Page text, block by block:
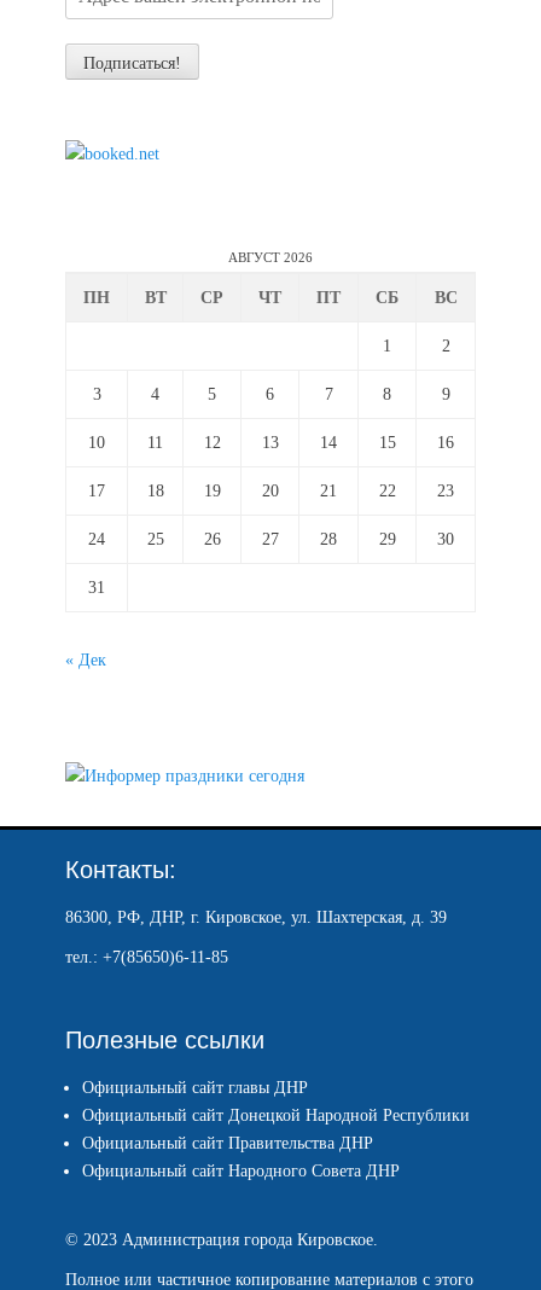
АВГУСТ 2026
ПН ВТ СР ЧТ ПТ СБ ВС
1 2
3 4 5 6 7 8 9
10 11 12 13 14 15 16
17 18 19 20 21 22 23
24 25 26 27 28 29 30
31
« Дек
Контакты:
86300, РФ, ДНР, г. Кировское, ул. Шахтерская, д. 39
тел.: +7(85650)6-11-85
Полезные ссылки
Официальный сайт главы ДНР
Официальный сайт Донецкой Народной Республики
Официальный сайт Правительства ДНР
Официальный сайт Народного Совета ДНР
© 2023 Администрация города Кировское.
Полное или частичное копирование материалов с этого